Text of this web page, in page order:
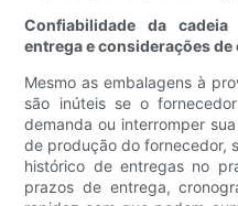
Confiabilidade da
entrega e considerações de
Mesmo as embalagens à
são inúteis se o
demanda ou interromper
de produção do fornecedor,
histórico de entregas no
prazos de entrega,